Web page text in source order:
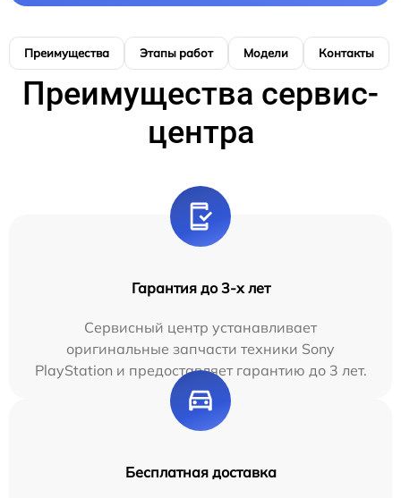
Преимущества Этапы работ Модели Контакты
Преимущества сервис-
центра
Гарантия до 3-х лет
Сервисный центр устанавливает
оригинальные запчасти техники Sony
PlayStation и предоставляет гарантию до 3 лет.
Бесплатная доставка